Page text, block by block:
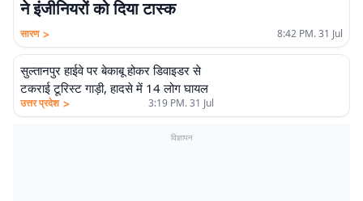
ने इंजीनियरों को दिया टास्क
सारण > 8:42 PM. 31 Jul
सुल्तानपुर हाईवे पर बेकाबू होकर डिवाइडर से
टकराई टूरिस्ट गाड़ी, हादसे में 14 लोग घायल
उत्तर प्रदेश > 3:19 PM. 31 Jul
विज्ञापन